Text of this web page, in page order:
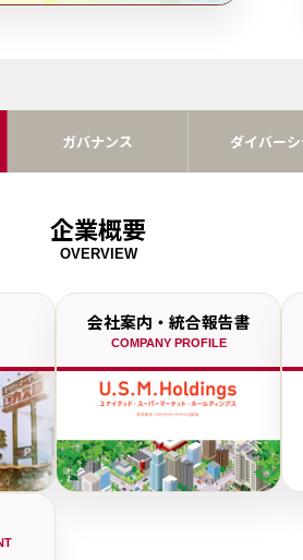
ガバナンス ダイバー
企業概要
OVERVIEW
会社案内・統合報告書
COMPANY PROFILE